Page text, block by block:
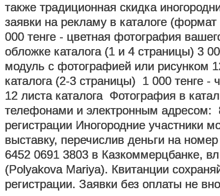
также традиционная скидка
заявки на рекламу в каталоге
000 тенге - цветная фотография
обложке каталога (1 и 4 страницы) 3
модуль с фотографией или рисунком
каталога (2-3 страницы) 1 000 тенге -
12 листа каталога Фотография в
телефонами и электронным адресом:
регистрации Иногородние участники
выставку, перечислив деньги на
6452 0691 3803 в Казкоммерцбанке,
(Polyakova Mariya). Квитанции
регистрации. Заявки без оплаты не